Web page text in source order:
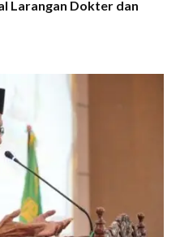
Larangan Dokter dan